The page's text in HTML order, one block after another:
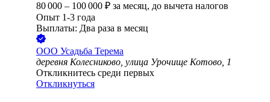
80 000 – 100 000 ₽ за месяц, до вычета налогов
Опыт 1-3 года
Выплаты: Два раза в месяц
ООО Усадьба Терема
деревня Колесниково, улица Урочище Котово, 1
Откликнитесь среди первых
Откликнуться